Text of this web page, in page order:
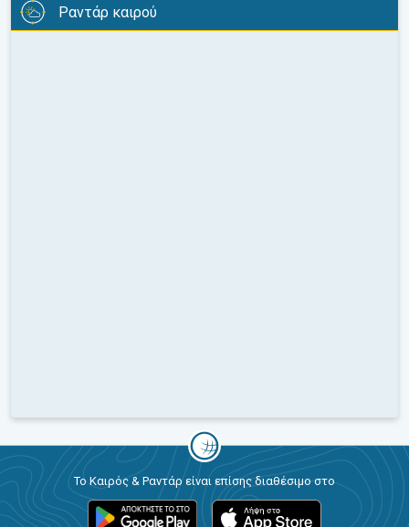
Ραντάρ καιρού
Το Καιρός & Ραντάρ είναι επίσης διαθέσιμο στο